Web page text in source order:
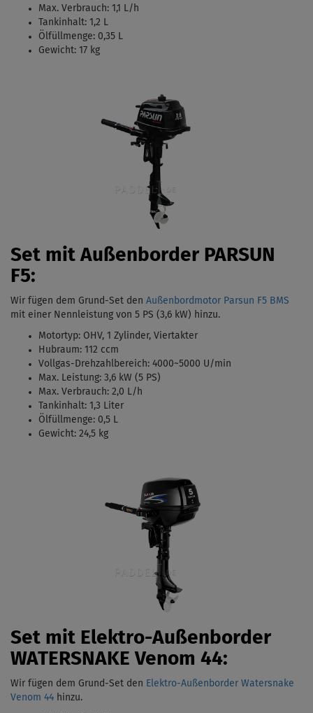
Max. Verbrauch: 1,1 L/h
Tankinhalt: 1,2 L
Ölfüllmenge: 0,35 L
Gewicht: 17 kg
Set mit Außenborder PARSUN
F5:
Wir fügen dem Grund-Set den Außenbordmotor Parsun F5 BMS
mit einer Nennleistung von 5 PS (3,6 kW) hinzu.
Motortyp: OHV, 1 Zylinder, Viertakter
Hubraum: 112 ccm
Vollgas-Drehzahlbereich: 4000~5000 U/min
Max. Leistung: 3,6 kW (5 PS)
Max. Verbrauch: 2,0 L/h
Tankinhalt: 1,3 Liter
Ölfüllmenge: 0,5 L
Gewicht: 24,5 kg
Set mit Elektro-Außenborder
WATERSNAKE Venom 44:
Wir fügen dem Grund-Set den Elektro-Außenborder Watersnake
Venom 44 hinzu.